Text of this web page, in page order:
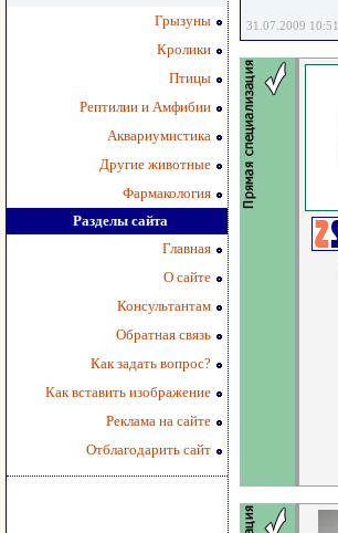
Грызуны
Кролики
Птицы
Рептилии и Амфибии
Аквариумистика
Другие животные
Фармакология
Разделы сайта
Главная
О сайте
Консультантам
Обратная связь
Как задать вопрос?
Как вставить изображение
Реклама на сайте
Отблагодарить сайт
31.07.2009 10:51